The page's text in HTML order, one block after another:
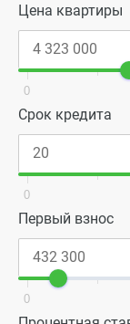
Цена квартиры
0
Срок кредита
0
Первый взнос
0